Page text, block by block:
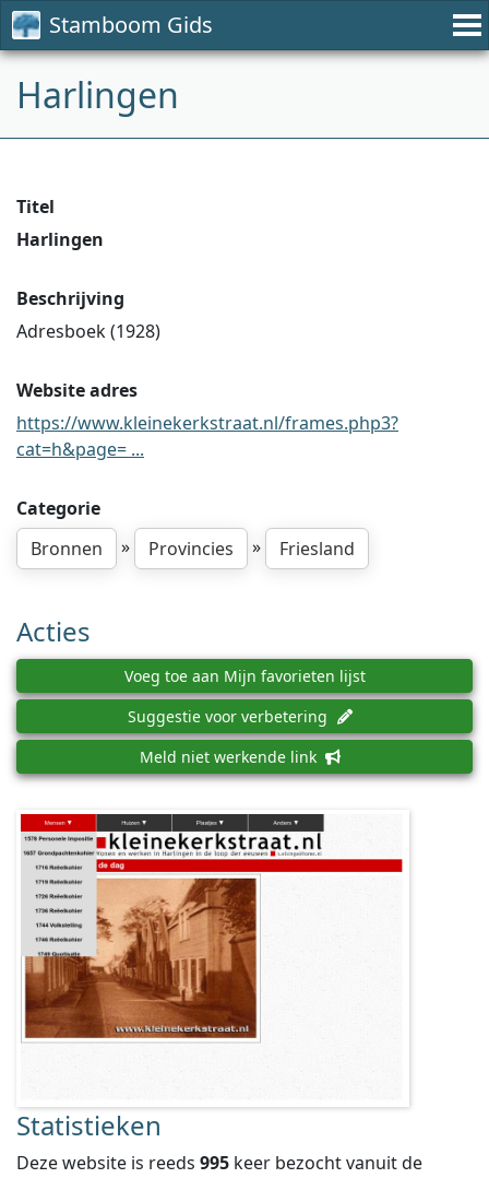
Stamboom Gids
Harlingen
Titel
Harlingen
Beschrijving
Adresboek (1928)
Website adres
https://www.kleinekerkstraat.nl/frames.php3?
cat=h&page= ...
Categorie
Bronnen
» Provincies » Friesland
Acties
Voeg toe aan Mijn favorieten lijst
Suggestie voor verbetering
Meld niet werkende link
Statistieken
Deze website is reeds 995 keer bezocht vanuit de